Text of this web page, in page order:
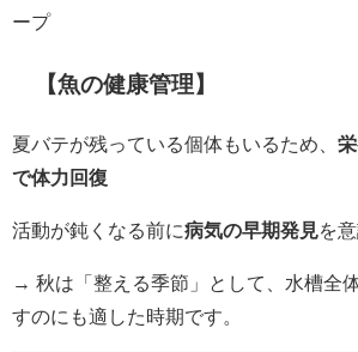
ープ
【魚の健康管理】
夏バテが残っている個体もいるため、
で体力回復
活動が鈍くなる前に病気の早期発見を
→ 秋は「整える季節」として、水槽全
すのにも適した時期です。